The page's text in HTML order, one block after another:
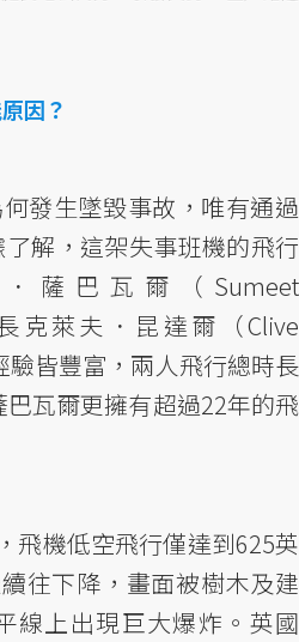
因？
發生墜毀事故，唯有通過
解，這架失事班機的飛行
薩巴瓦爾（Sumeet
克萊夫．昆達爾（Clive
皆豐富，兩人飛行總時長
瓦爾更擁有超過22年的飛
飛機低空飛行僅達到625英
往下降，畫面被樹木及建
線上出現巨大爆炸。英國